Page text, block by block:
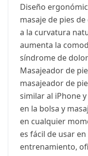
Diseño
masaje de pies
a la curvatura
aumenta la
síndrome de
Masajeador de
masajeador de
similar al iPhone
en la bolsa y
en cualquier
es fácil de usar
entrenamiento,